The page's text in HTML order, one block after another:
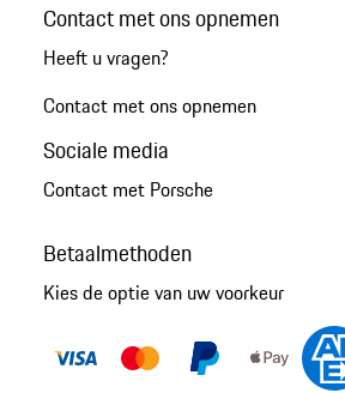
Contact met ons opnemen
Heeft u vragen?
Contact met ons opnemen
Sociale media
Contact met Porsche
Betaalmethoden
Kies de optie van uw voorkeur